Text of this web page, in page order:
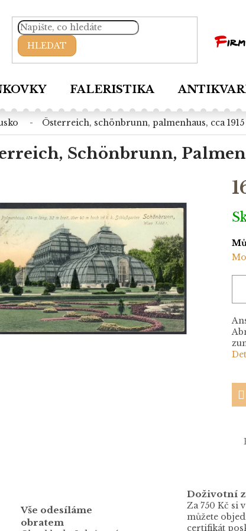
HLEDAT
FALERISTIKA
österreich, schönbrunn, palmenhaus, cca 1915
Schönbrunn,
Vše odesíláme
obratem
Doživotní
Za 750 Kč si
můžete
certifikát